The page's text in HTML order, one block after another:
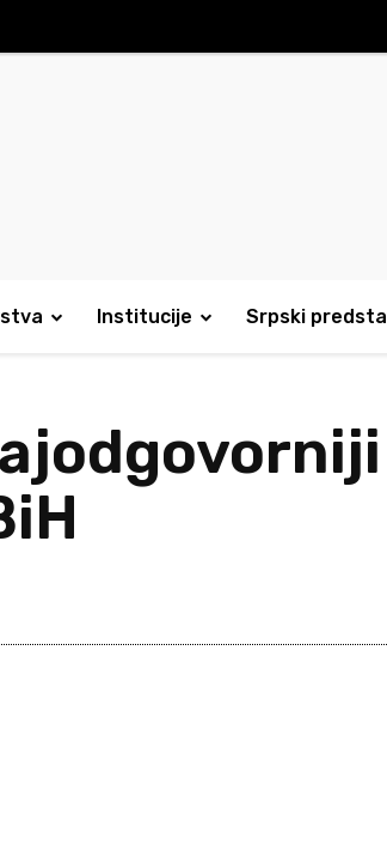
Institucije Srpski